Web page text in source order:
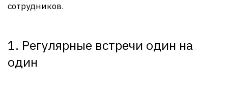
сотрудников.
1. Регулярные встречи один на
один